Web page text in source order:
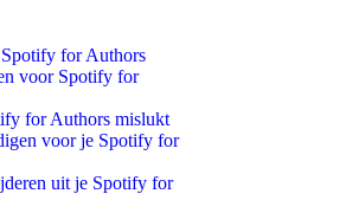
for Authors
voor Spotify for
for Authors mislukt
voor je Spotify for
uit je Spotify for